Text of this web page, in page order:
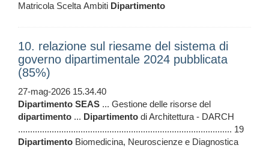
Matricola Scelta Ambiti Dipartimento
10. relazione sul riesame del sistema di
governo dipartimentale 2024 pubblicata
(85%)
27-mag-2026 15.34.40
Dipartimento SEAS ... Gestione delle risorse del
dipartimento ... Dipartimento di Architettura - DARCH
......................................................................................... 19
Dipartimento Biomedicina, Neuroscienze e Diagnostica